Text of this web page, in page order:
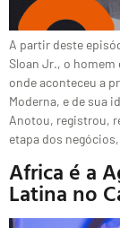
A partir deste
Sloan Jr., o homem
onde aconteceu a
Moderna, e de sua
Anotou, registrou,
etapa dos
Africa é a
Latina no